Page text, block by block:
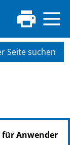
Seite suchen
Anwender